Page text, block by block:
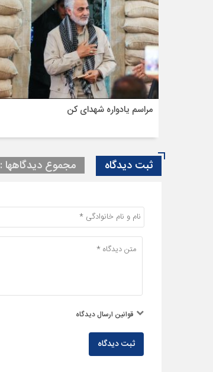
مراسم یادواره شهدای کن
ثبت دیدگاه مجموع دیدگاهها : 2
قوانین ارسال دیدگاه
ثبت دیدگاه